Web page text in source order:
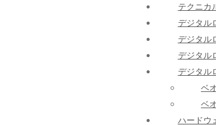
テクニカ
デジタル
デジタル
デジタル
デジタル
ベ
ベ
ハードウ